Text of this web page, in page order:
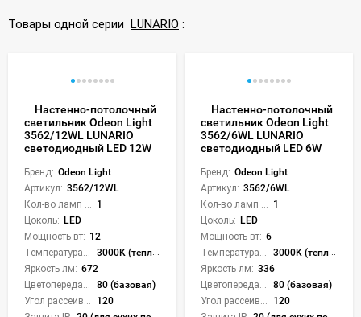
Товары одной серии LUNARIO :
Настенно-потолочный
светильник Odeon Light
3562/12WL LUNARIO
светодиодный LED 12W
Бренд: Odeon Light
Артикул: 3562/12WL
Кол-во ламп или LED: 1
Цоколь: LED
Мощность вт: 12
Температура света:
3000K (теплый)
Яркость лм: 672
Цветопередача (CRI):
80 (базовая)
Угол рассеивания света °:
120
Настенно-потолочный
светильник Odeon Light
3562/6WL LUNARIO
светодиодный LED 6W
Бренд: Odeon Light
Артикул: 3562/6WL
Кол-во ламп или LED: 1
Цоколь: LED
Мощность вт: 6
Температура света:
3000K (теплый)
Яркость лм: 336
Цветопередача (CRI):
80 (базовая)
Угол рассеивания света °:
120